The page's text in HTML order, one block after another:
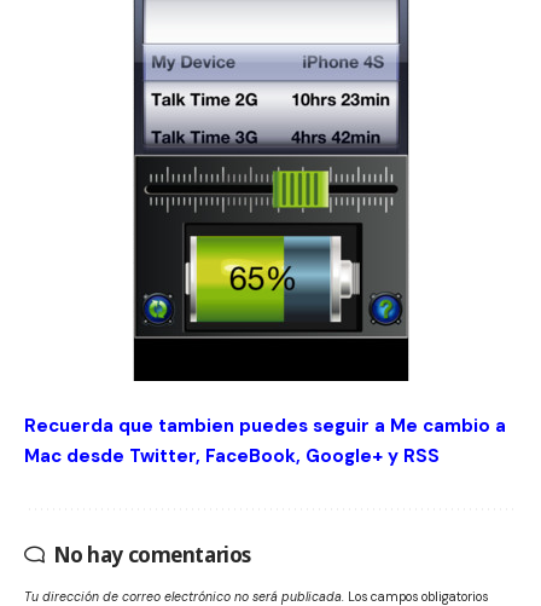
Recuerda que tambien puedes seguir a Me cambio a
Mac desde Twitter, FaceBook, Google+ y RSS
No hay comentarios
Tu dirección de correo electrónico no será publicada. Los campos obligatorios